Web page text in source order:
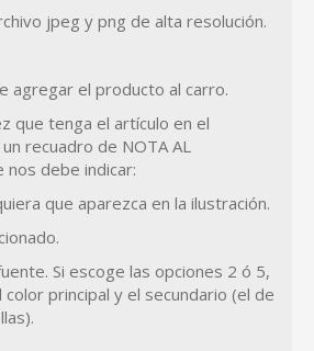
jpeg y png de alta resolución.
agregar el producto al carro.
que tenga el artículo en el
recuadro de NOTA AL
nos debe indicar:
que aparezca en la ilustración.
Si escoge las opciones 2 ó 5,
principal y el secundario (el de